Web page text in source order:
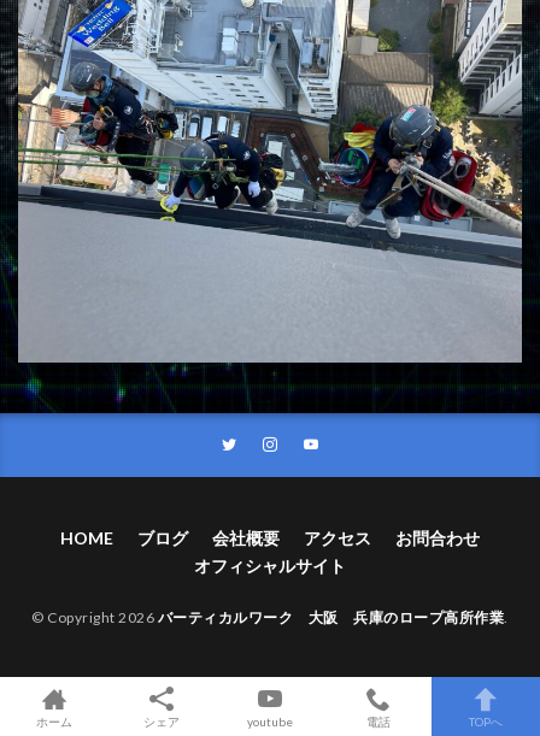
HOME ブログ 会社概要 アクセス
お問合わせ
オフィシャルサイト
© Copyright 2026 バーティカルワーク 大阪 兵庫のロープ高所作業
ホーム シェア youtube 電話 TOPへ